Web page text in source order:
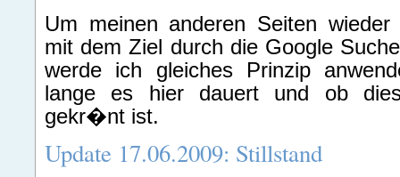
Um meinen anderen Seiten wieder
mit dem Ziel durch die Google
werde ich gleiches Prinzip
lange es hier dauert und ob
gekr�nt ist.
Update 17.06.2009: Stillstand